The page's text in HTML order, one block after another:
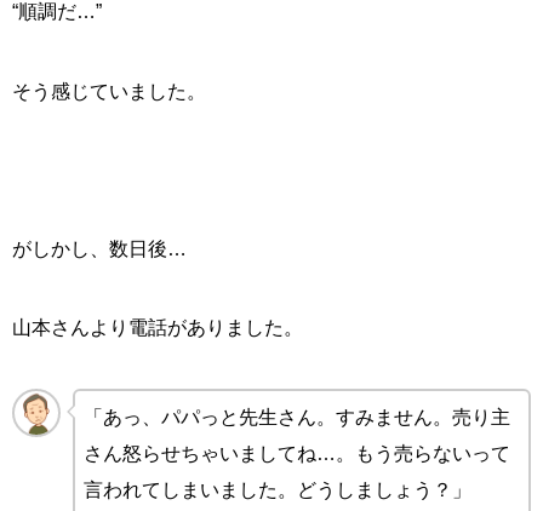
“順調だ…”
そう感じていました。
がしかし、数日後…
山本さんより電話がありました。
「あっ、パパっと先生さん。すみません。売り主
さん怒らせちゃいましてね…。もう売らないって
言われてしまいました。どうしましょう？」